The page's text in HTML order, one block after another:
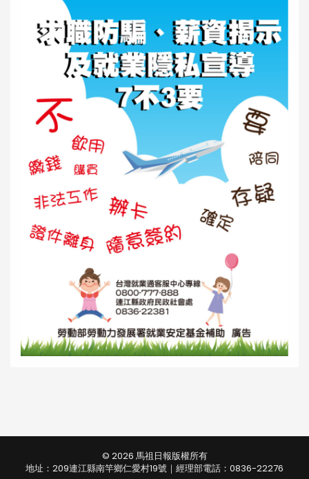
© 2026 馬祖日報版權所有
地址：209連江縣南竿鄉仁愛村19號｜經理部電話：0836-22276